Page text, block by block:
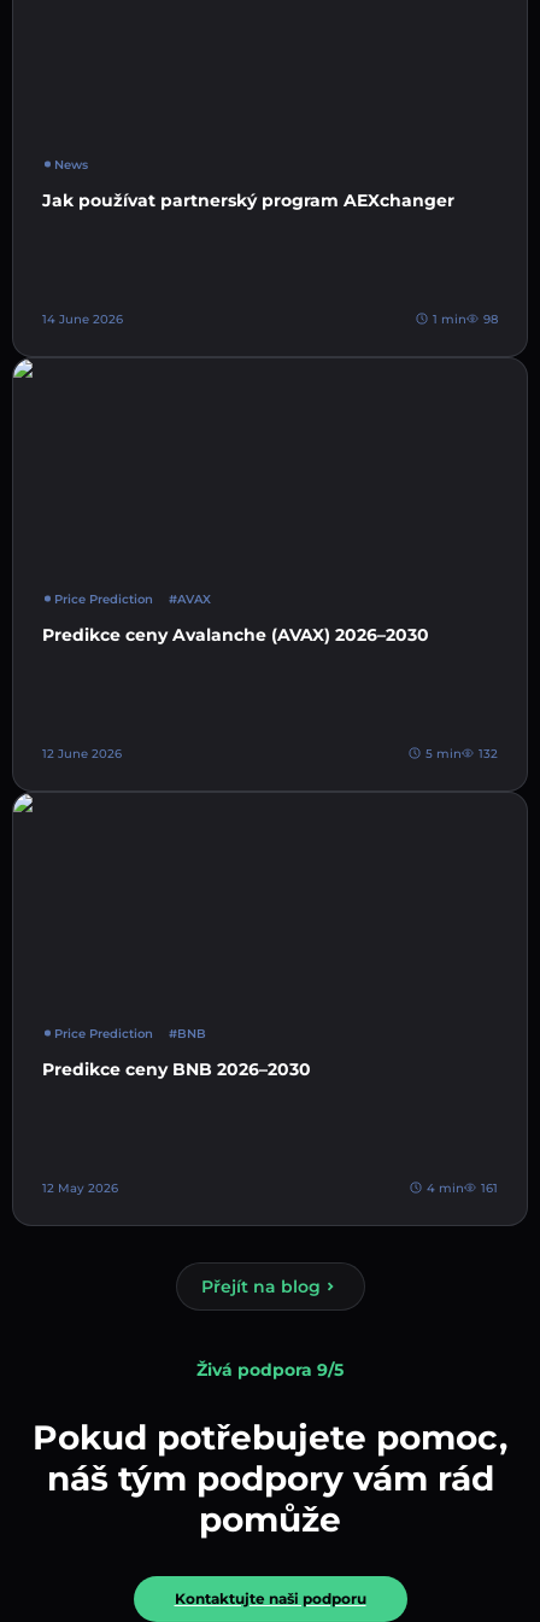
News
Jak používat partnerský program AEXchanger
14 June 2026 1 min 98
Price Prediction #AVAX
Predikce ceny Avalanche (AVAX) 2026–2030
12 June 2026 5 min 132
Price Prediction #BNB
Predikce ceny BNB 2026–2030
12 May 2026 4 min 161
Přejít na blog
Živá podpora 9/5
Pokud potřebujete pomoc,
náš tým podpory vám rád
pomůže
Kontaktujte naši podporu